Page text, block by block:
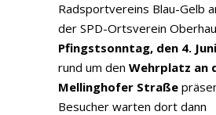
Radsportvereins Blau-Gelb
der SPD-Ortsverein
Pfingstsonntag, den 4.
rund um den Wehrplatz an
Mellinghofer Straße
Besucher warten dort dann